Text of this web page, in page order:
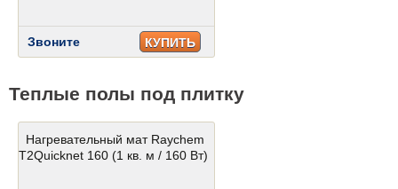
Звоните КУПИТЬ
Теплые полы под плитку
Нагревательный мат Raychem
T2Quicknet 160 (1 кв. м / 160 Вт)